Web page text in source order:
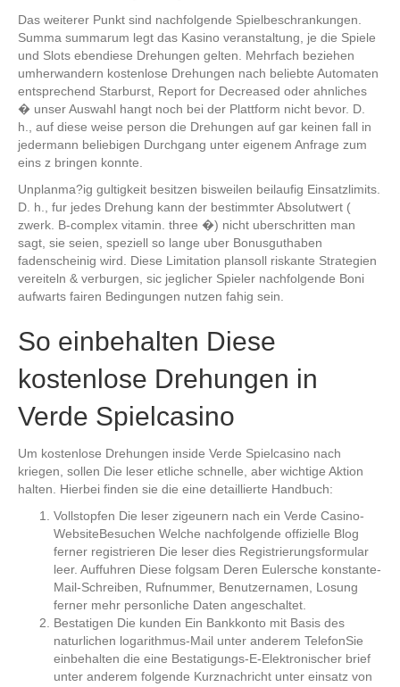
Das weiterer Punkt sind nachfolgende Spielbeschrankungen.
Summa summarum legt das Kasino veranstaltung, je die Spiele
und Slots ebendiese Drehungen gelten. Mehrfach beziehen
umherwandern kostenlose Drehungen nach beliebte Automaten
entsprechend Starburst, Report for Decreased oder ahnliches
� unser Auswahl hangt noch bei der Plattform nicht bevor. D.
h., auf diese weise person die Drehungen auf gar keinen fall in
jedermann beliebigen Durchgang unter eigenem Anfrage zum
eins z bringen konnte.
Unplanma?ig gultigkeit besitzen bisweilen beilaufig Einsatzlimits.
D. h., fur jedes Drehung kann der bestimmter Absolutwert (
zwerk. B-complex vitamin. three �) nicht uberschritten man
sagt, sie seien, speziell so lange uber Bonusguthaben
fadenscheinig wird. Diese Limitation plansoll riskante Strategien
vereiteln & verburgen, sic jeglicher Spieler nachfolgende Boni
aufwarts fairen Bedingungen nutzen fahig sein.
So einbehalten Diese
kostenlose Drehungen in
Verde Spielcasino
Um kostenlose Drehungen inside Verde Spielcasino nach
kriegen, sollen Die leser etliche schnelle, aber wichtige Aktion
halten. Hierbei finden sie die eine detaillierte Handbuch:
Vollstopfen Die leser zigeunern nach ein Verde Casino-
WebsiteBesuchen Welche nachfolgende offizielle Blog
ferner registrieren Die leser dies Registrierungsformular
leer. Auffuhren Diese folgsam Deren Eulersche konstante-
Mail-Schreiben, Rufnummer, Benutzernamen, Losung
ferner mehr personliche Daten angeschaltet.
Bestatigen Die kunden Ein Bankkonto mit Basis des
naturlichen logarithmus-Mail unter anderem TelefonSie
einbehalten die eine Bestatigungs-E-Elektronischer brief
unter anderem folgende Kurznachricht unter einsatz von